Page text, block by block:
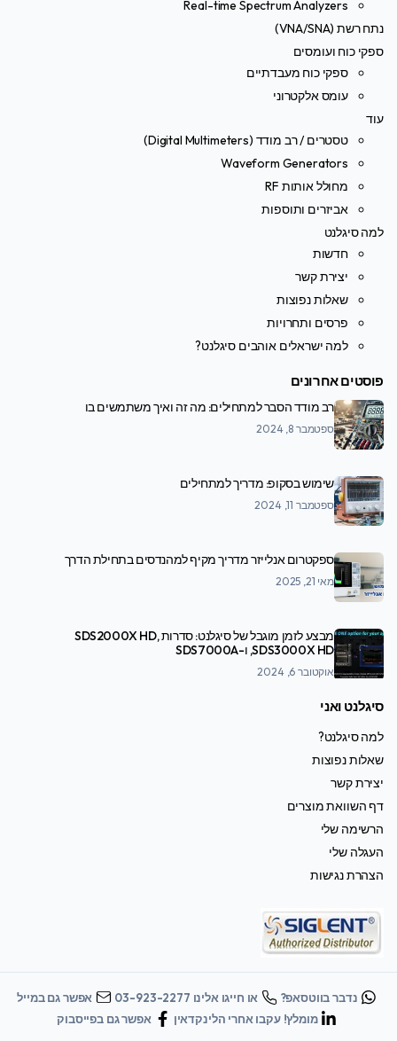
Real-time Spectrum Analyzers
נתח רשת (VNA/SNA)
ספקי כוח ועומסים
ספקי כוח מעבדתיים
עומס אלקטרוני
עוד
טסטרים / רב מודד (Digital Multimeters)
Waveform Generators
מחולל אותות RF
אביזרים ותוספות
למה סיגלנט
חדשות
יצירת קשר
שאלות נפוצות
פרסים ותחרויות
למה ישראלים אוהבים סיגלנט?
פוסטים אחרונים
רב מודד הסבר למתחילים: מה זה ואיך משתמשים בו
ספטמבר 8, 2024
שימוש בסקופ: מדריך למתחילים
ספטמבר 11, 2024
ספקטרום אנלייזר מדריך מקיף למהנדסים בתחילת הדרך
מאי 21, 2025
מבצע לזמן מוגבל של סיגלנט: סדרות SDS2000X HD,
SDS3000X HD, ו-SDS7000A
אוקטובר 6, 2024
סיגלנט ואני
למה סיגלנט?
שאלות נפוצות
יצירת קשר
דף השוואת מוצרים
הרשימה שלי
העגלה שלי
הצהרת נגישות
נדבר בווטסאפ? או חייגו אלינו 03-923-2277
אפשר גם במייל
מומלץ! עקבו אחרי הלינקדאין
אפשר גם בפייסבוק